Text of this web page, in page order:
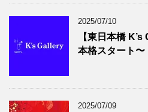
2025/07/10
【東日本橋
本格スタート
2025/07/09